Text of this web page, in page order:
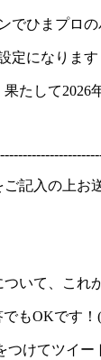
でひまプロ
定になります
たして2026
記入の上お
いて、これ
でもOKです！(
けてツイー